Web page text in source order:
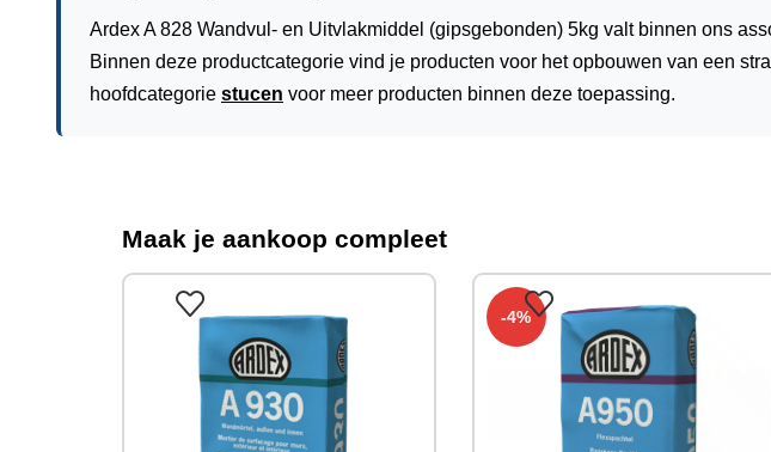
Ardex A 828 Wandvul- en Uitvlakmiddel (gipsgebonden) 5kg valt binnen ons
Binnen deze productcategorie vind je producten voor het opbouwen van een
hoofdcategorie stucen voor meer producten binnen deze toepassing.
Maak je aankoop compleet
-4%